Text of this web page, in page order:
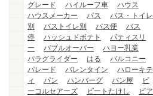
グレード
ハイルーフ車
ハウス
ハウスメーカー
バス
バス・トイレ
別
バストイレ別 バス便
バス
停
ハッシュドポテト
パティスリ
ー
バブルオーバー
ハヨー乳業
パラグライダー
はる
バルコニー
パレード
バレンタイン
ハローキテ
ィ
パン ハンバーグ パン屋
ビ
ーコルセアーズ
ビートたけし
ビア